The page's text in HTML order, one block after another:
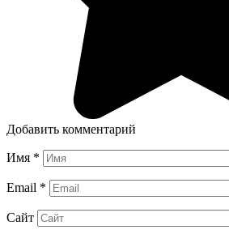
Добавить комментарий
Имя *
Email *
Сайт